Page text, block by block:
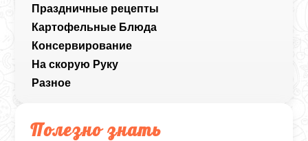
Праздничные рецепты
Картофельные Блюда
Консервирование
На скорую Руку
Разное
Полезно знать